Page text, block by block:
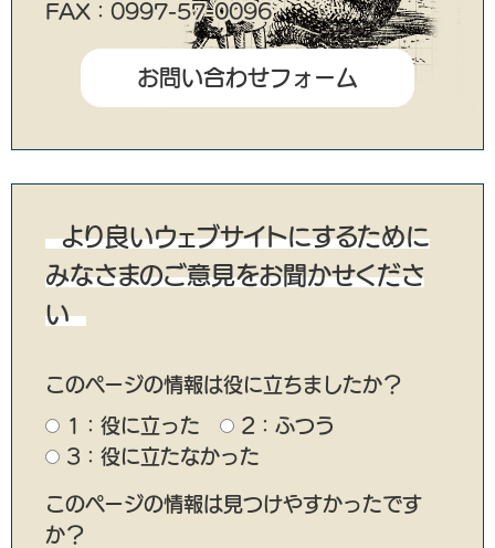
FAX：0997-57-0096
より良いウェブサイトにするために
みなさまのご意見をお聞かせくださ
い
このページの情報は役に立ちましたか？
1：役に立った
2：ふつう
3：役に立たなかった
このページの情報は見つけやすかったです
か？